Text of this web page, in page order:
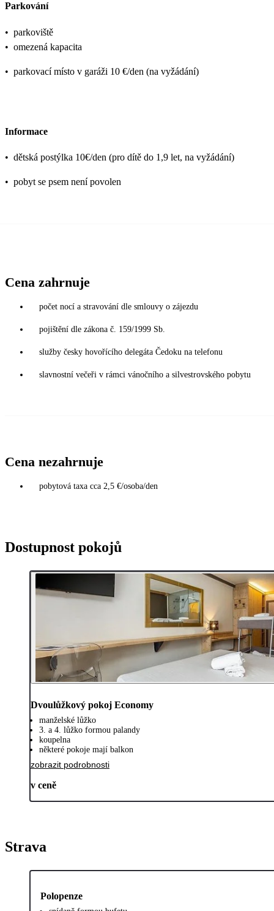
Parkování
• parkoviště
• omezená kapacita
• parkovací místo v garáži 10 €/den (na vyžádání)
Informace
• dětská postýlka 10€/den (pro dítě do 1,9 let, na vyžádání)
• pobyt se psem není povolen
Cena zahrnuje
počet nocí a stravování dle smlouvy o zájezdu
pojištění dle zákona č. 159/1999 Sb.
služby česky hovořícího delegáta Čedoku na telefonu
slavnostní večeři v rámci vánočního a silvestrovského pobytu
Cena nezahrnuje
pobytová taxa cca 2,5 €/osoba/den
Dostupnost pokojů
Dvoulůžkový pokoj Economy
manželské lůžko
3. a 4. lůžko formou palandy
koupelna
některé pokoje mají balkon
zobrazit podrobnosti
v ceně
Strava
Polopenze